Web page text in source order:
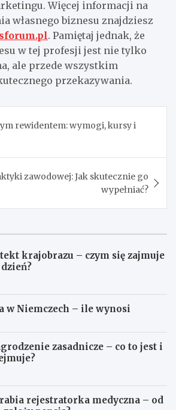
Więcej informacji na
własnego biznesu znajdziesz
. Pamiętaj jednak, że
w tej profesji jest nie tylko
ale przede wszystkim
przekazywania.
rewidentem: wymogi, kursy i
zawodowej: Jak skutecznie go
wypełniać?
krajobrazu – czym się zajmuje
w Niemczech – ile wynosi
zasadnicze – co to jest i
rejestratorka medyczna – od